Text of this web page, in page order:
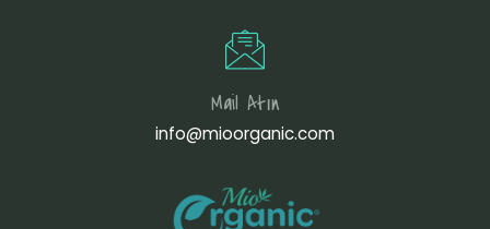
Mail Atın
info@mioorganic.com